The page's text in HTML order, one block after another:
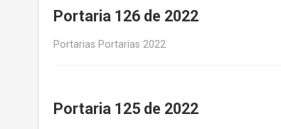
Portaria 126 de 2022
Portarias Portarias 2022
Portaria 125 de 2022